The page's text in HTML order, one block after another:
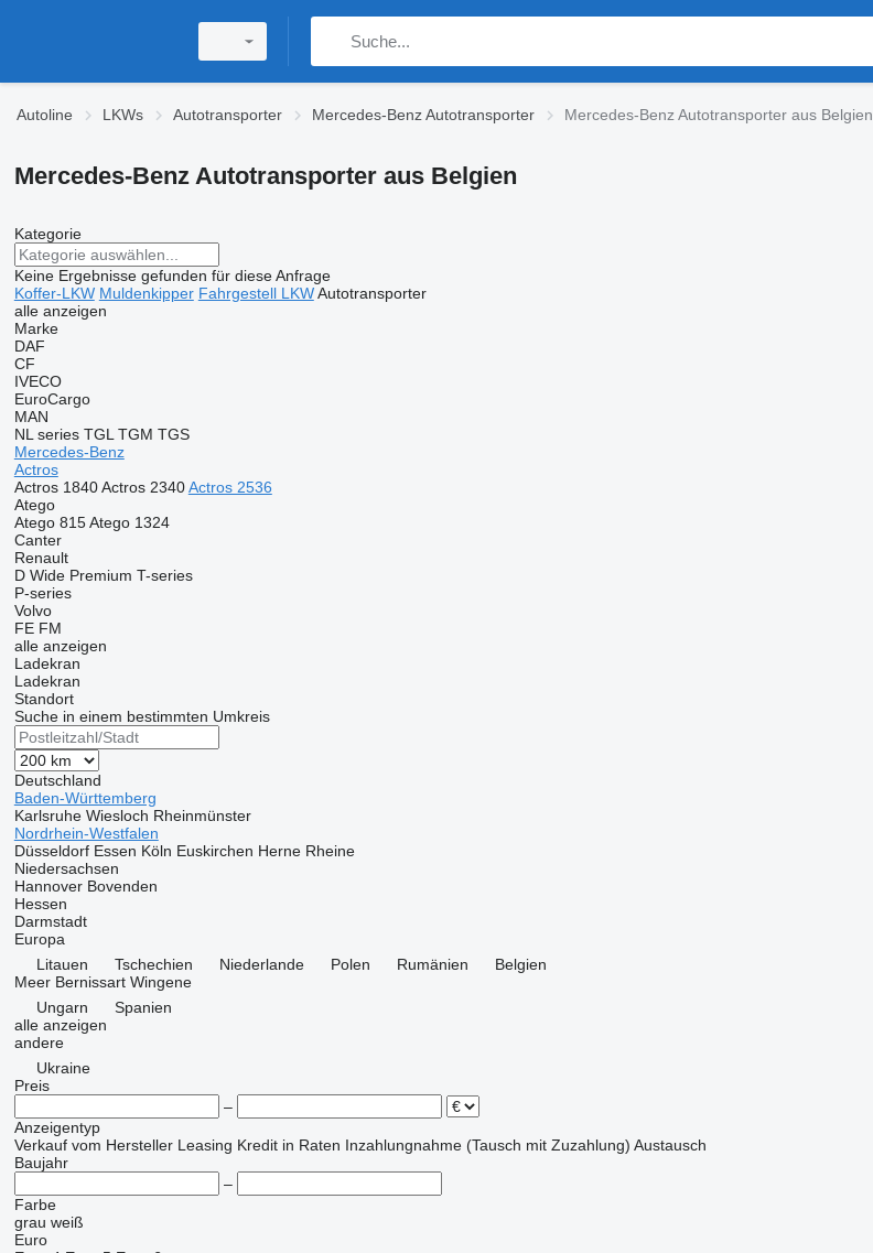
Autoline LKWs Autotransporter Mercedes-Benz Autotransporter Mercedes-Benz Autotransporter aus Belgien
Mercedes-Benz Autotransporter aus Belgien
Kategorie
Keine Ergebnisse gefunden für diese Anfrage
Koffer-LKW Muldenkipper Fahrgestell LKW Autotransporter
alle anzeigen
Marke
DAF
CF
IVECO
EuroCargo
MAN
NL series TGL TGM TGS
Mercedes-Benz
Actros
Actros 1840 Actros 2340 Actros 2536
Atego
Atego 815 Atego 1324
Canter
Renault
D Wide Premium T-series
P-series
Volvo
FE FM
alle anzeigen
Ladekran
Ladekran
Standort
Suche in einem bestimmten Umkreis
Deutschland
Baden-Württemberg
Karlsruhe Wiesloch Rheinmünster
Nordrhein-Westfalen
Düsseldorf Essen Köln Euskirchen Herne Rheine
Niedersachsen
Hannover Bovenden
Hessen
Darmstadt
Europa
Litauen
Tschechien Niederlande Polen Rumänien
Belgien
Meer Bernissart Wingene
Ungarn
Spanien
alle anzeigen
andere
Ukraine
Preis
–
Anzeigentyp
Verkauf vom Hersteller Leasing Kredit in Raten Inzahlungnahme (Tausch mit Zuzahlung) Austausch
Baujahr
–
Farbe
grau weiß
Euro